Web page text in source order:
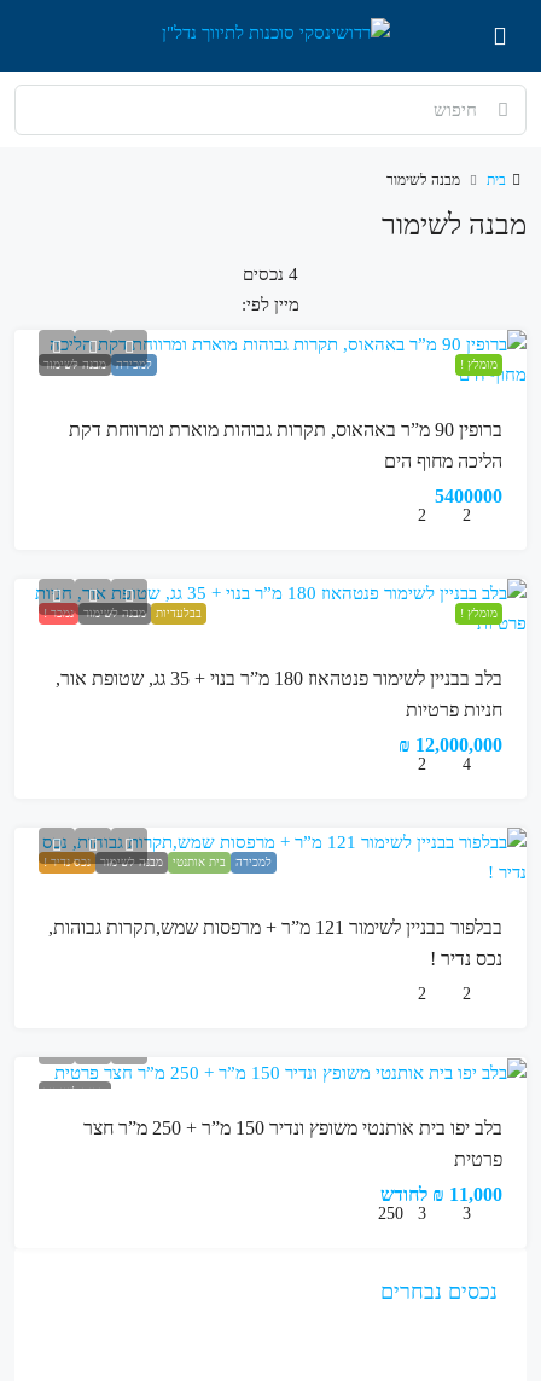
בית מבנה לשימור
מבנה לשימור
4 נכסים
מיין לפי:
מומלץ ! למכירה מבנה לשימור
ברופין 90 מ”ר באהאוס, תקרות גבוהות מוארת ומרווחת דקת
הליכה מחוף הים
5400000
2
2
מומלץ ! בבלעדיות מבנה לשימור נמכר !
בלב בבניין לשימור פנטהאוז 180 מ”ר בנוי + 35 גג, שטופת אור,
חניות פרטיות
12,000,000 ₪
4
2
למכירה בית אותנטי מבנה לשימור נכס נדיר !
בבלפור בבניין לשימור 121 מ”ר + מרפסות שמש,תקרות גבוהות,
נכס נדיר !
2
2
מבנה לשימור
בלב יפו בית אותנטי משופץ ונדיר 150 מ”ר + 250 מ”ר חצר
פרטית
11,000 ₪ לחודש
3
3
250
נכסים נבחרים